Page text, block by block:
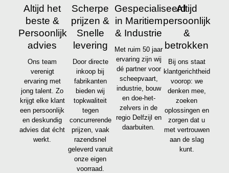
Altijd het
beste &
Persoonlijk
advies
Ons team
verenigt
ervaring met
jong talent. Zo
krijgt elke klant
een persoonlijk
en deskundig
advies dat écht
werkt.
Scherpe
prijzen &
Snelle
levering
Door directe
inkoop bij
fabrikanten
bieden wij
topkwaliteit
tegen
concurrerende
prijzen, vaak
razendsnel
geleverd vanuit
onze eigen
voorraad.
Gespecialiseerd
in Maritiem
& Industrie
Met ruim 50 jaar
ervaring zijn wij
dé partner voor
scheepvaart,
industrie, bouw
en doe-het-
zelvers in de
regio Delfzijl en
daarbuiten.
Altijd
persoonlijk
&
betrokken
Bij ons staat
klantgerichtheid
voorop: we
denken mee,
zoeken
oplossingen en
zorgen dat u
met vertrouwen
aan de slag
kunt.